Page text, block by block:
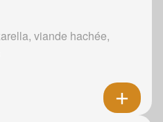
viande hachée,